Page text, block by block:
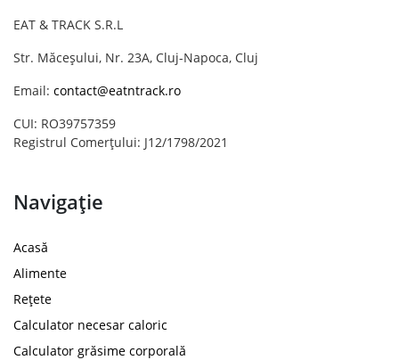
EAT & TRACK S.R.L
Str. Măceșului, Nr. 23A, Cluj-Napoca, Cluj
Email: contact@eatntrack.ro
CUI: RO39757359
Registrul Comerțului: J12/1798/2021
Navigație
Acasă
Alimente
Rețete
Calculator necesar caloric
Calculator grăsime corporală